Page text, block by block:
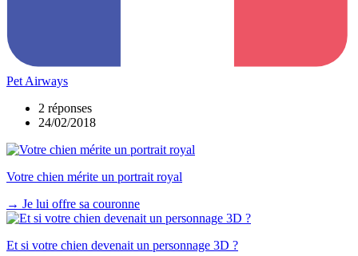
Pet Airways
2 réponses
24/02/2018
Votre chien mérite un portrait royal
→ Je lui offre sa couronne
Et si votre chien devenait un personnage 3D ?